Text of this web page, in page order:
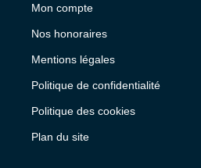
Mon compte
Nos honoraires
Mentions légales
Politique de confidentialité
Politique des cookies
Plan du site